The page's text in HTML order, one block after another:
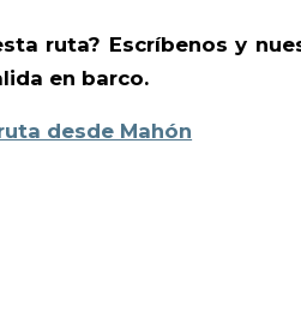
ruta? Escríbenos y
en barco.
desde Mahón